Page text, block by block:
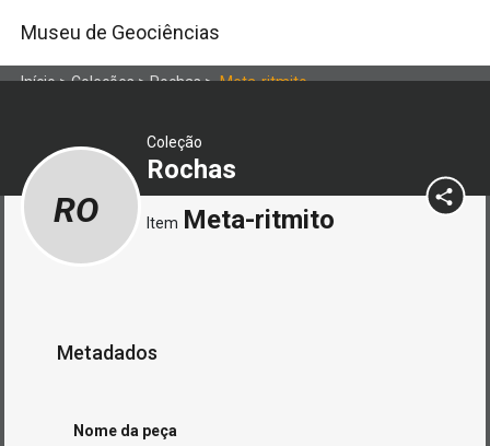
Museu de Geociências
Início>Coleções>Rochas>Meta-ritmito
Coleção
Rochas
RO Item Meta-ritmito
Metadados
Nome da peça